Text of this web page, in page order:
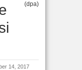
(dpa)
14, 2017